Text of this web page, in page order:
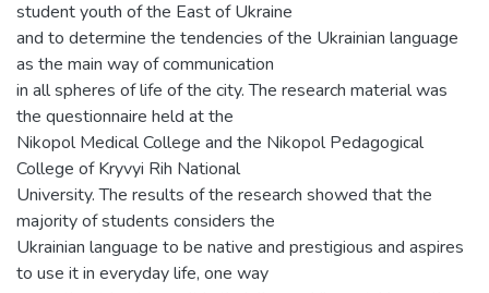
student youth of the East of Ukraine
and to determine the tendencies of the Ukrainian language
as the main way of communication
in all spheres of life of the city. The research material was
the questionnaire held at the
Nikopol Medical College and the Nikopol Pedagogical
College of Kryvyi Rih National
University. The results of the research showed that the
majority of students considers the
Ukrainian language to be native and prestigious and aspires
to use it in everyday life, one way